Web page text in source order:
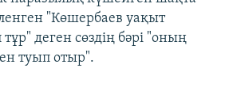
"Көшербаев уақыт
деген сөздің бәрі "оның
туып отыр".